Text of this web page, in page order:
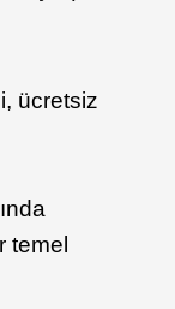
ücretsiz
temel